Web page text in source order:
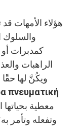
هؤلاء الأمهات
والسلوك
كمدبرات أو
الراهبات
ويكُنَّ لها
معطية
وتفعله وتأمر